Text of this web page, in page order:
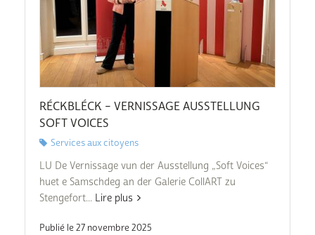
RÉCKBLÉCK – VERNISSAGE AUSSTELLUNG
SOFT VOICES
Services aux citoyens
LU De Vernissage vun der Ausstellung „Soft Voices“
huet e Samschdeg an der Galerie CollART zu
Stengefort... Lire plus
Publié le 27 novembre 2025